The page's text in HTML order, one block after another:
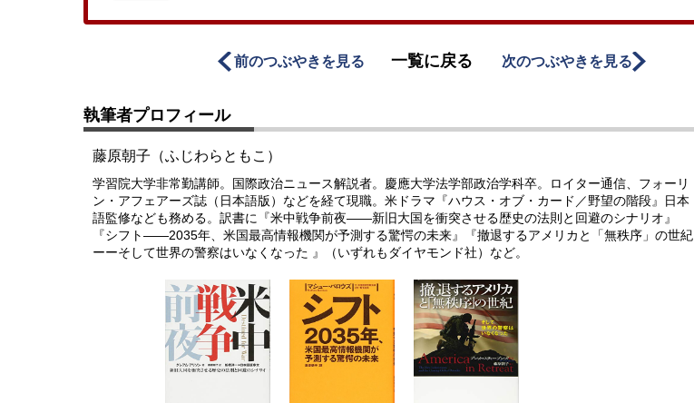
前のつぶやきを見る 一覧に戻る 次のつぶやきを見る
執筆者プロフィール
藤原朝子（ふじわらともこ）
学習院大学非常勤講師。国際政治ニュース解説者。慶應大学法学部政治学科卒。ロイター通信、フォーリ
ン・アフェアーズ誌（日本語版）などを経て現職。米ドラマ『ハウス・オブ・カード／野望の階段』日本
語監修なども務める。訳書に『米中戦争前夜――新旧大国を衝突させる歴史の法則と回避のシナリオ』
『シフト――2035年、米国最高情報機関が予測する驚愕の未来』『撤退するアメリカと「無秩序」の世紀
ーーそして世界の警察はいなくなった 』（いずれもダイヤモンド社）など。